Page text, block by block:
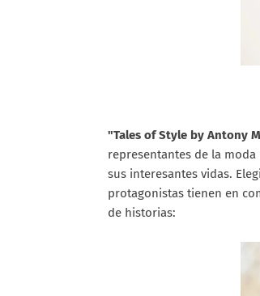
"Tales of Style by Antony
representantes de la
sus interesantes vidas.
protagonistas tienen en
de historias: